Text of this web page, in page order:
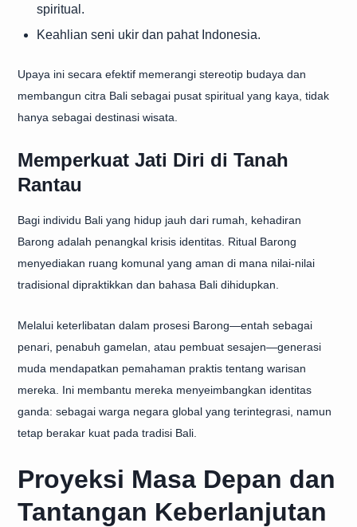
spiritual.
Keahlian seni ukir dan pahat Indonesia.
Upaya ini secara efektif memerangi stereotip budaya dan
membangun citra Bali sebagai pusat spiritual yang kaya, tidak
hanya sebagai destinasi wisata.
Memperkuat Jati Diri di Tanah
Rantau
Bagi individu Bali yang hidup jauh dari rumah, kehadiran
Barong adalah penangkal krisis identitas. Ritual Barong
menyediakan ruang komunal yang aman di mana nilai-nilai
tradisional dipraktikkan dan bahasa Bali dihidupkan.
Melalui keterlibatan dalam prosesi Barong—entah sebagai
penari, penabuh gamelan, atau pembuat sesajen—generasi
muda mendapatkan pemahaman praktis tentang warisan
mereka. Ini membantu mereka menyeimbangkan identitas
ganda: sebagai warga negara global yang terintegrasi, namun
tetap berakar kuat pada tradisi Bali.
Proyeksi Masa Depan dan
Tantangan Keberlanjutan